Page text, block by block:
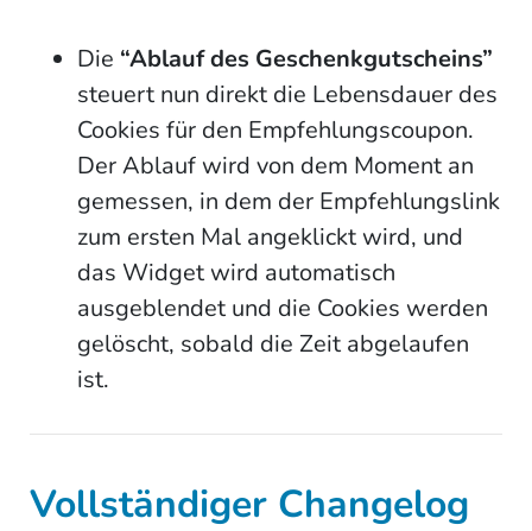
Die “Ablauf des Geschenkgutscheins”
steuert nun direkt die Lebensdauer des
Cookies für den Empfehlungscoupon.
Der Ablauf wird von dem Moment an
gemessen, in dem der Empfehlungslink
zum ersten Mal angeklickt wird, und
das Widget wird automatisch
ausgeblendet und die Cookies werden
gelöscht, sobald die Zeit abgelaufen
ist.
Vollständiger Changelog